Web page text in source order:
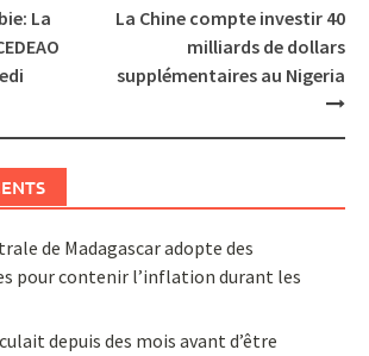
La
La Chine compte investir 40
milliards de dollars
supplémentaires au Nigeria
de Madagascar adopte des
pour contenir l’inflation durant les
depuis des mois avant d’être